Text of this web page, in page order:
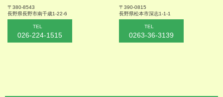
〒380-8543
長野県長野市南千歳1-22-6
TEL
026-224-1515
〒390-0815
長野県松本市深志1-1-1
TEL
0263-36-3139